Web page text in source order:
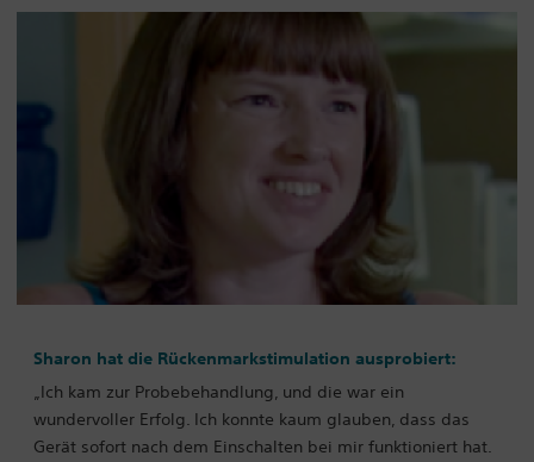
Sharon hat die Rückenmarkstimulation ausprobiert:
„Ich kam zur Probebehandlung, und die war ein
wundervoller Erfolg. Ich konnte kaum glauben, dass das
Gerät sofort nach dem Einschalten bei mir funktioniert hat.